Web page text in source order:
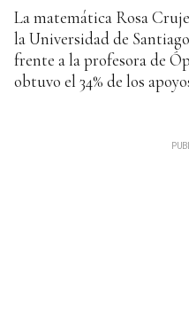
La matemática Rosa
la Universidad de
frente a la profesora de
obtuvo el 34% de los